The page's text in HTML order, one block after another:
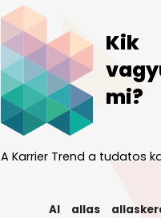
Kik
mi?
A Karrier Trend a tudatos
AI allas